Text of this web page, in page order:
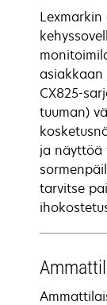
CX825-
tuuman)
ja näyttöä
tarvitse